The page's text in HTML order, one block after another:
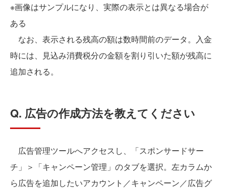
※画像はサンプルになり、実際の表示とは異なる場合が
ある
なお、表示される残高の額は数時間前のデータ。入金
時には、見込み消費税分の金額を割り引いた額が残高に
追加される。
Q. 広告の作成方法を教えてください
広告管理ツールへアクセスし、「スポンサードサー
チ」＞「キャンペーン管理」のタブを選択。左カラムか
ら広告を追加したいアカウント／キャンペーン／広告グ